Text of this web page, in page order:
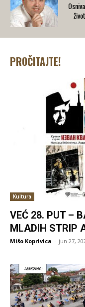
PROČITAJTE!
Kultura
VEĆ 28. PUT –
MLADIH STRIP
Mišo Koprivica - jun 27,